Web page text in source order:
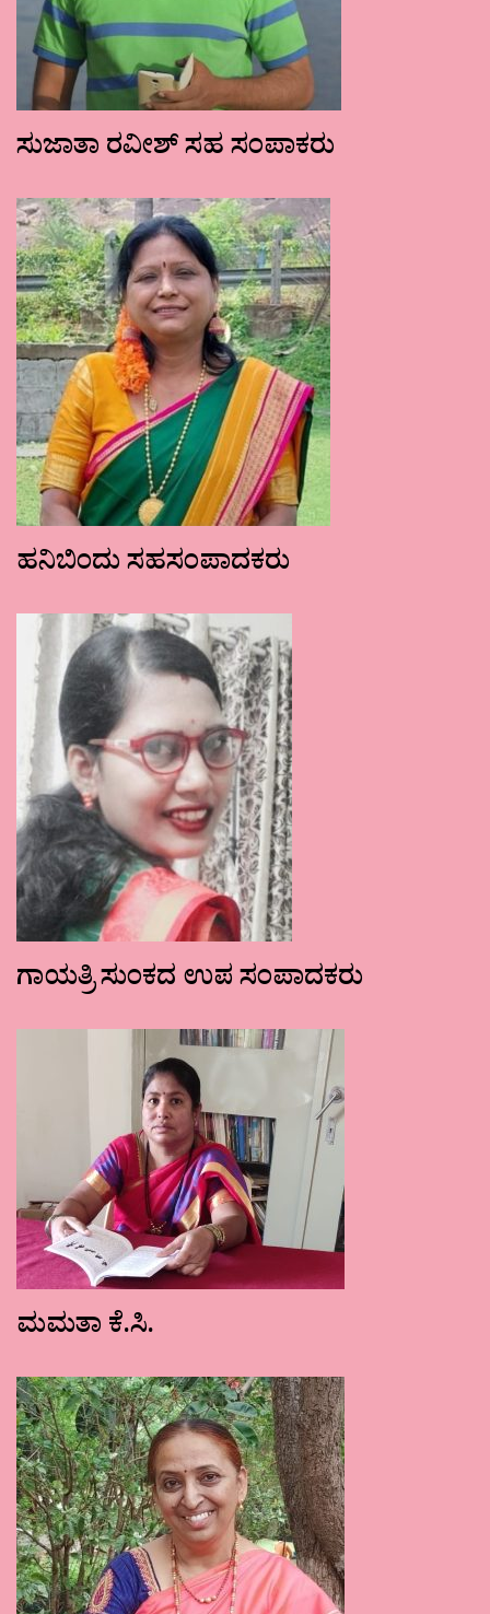
ಸುಜಾತಾ ರವೀಶ್ ಸಹ ಸಂಪಾಕರು
ಹನಿಬಿಂದು ಸಹಸಂಪಾದಕರು
ಗಾಯತ್ರಿ ಸುಂಕದ ಉಪ ಸಂಪಾದಕರು
ಮಮತಾ ಕೆ.ಸಿ.